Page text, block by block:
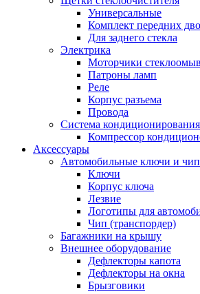
Универсальные
Комплект передних
Для заднего стекла
Электрика
Моторчики
Патроны ламп
Реле
Корпус разъема
Провода
Система кондиционирования
Компрессор
Аксессуары
Автомобильные ключи и
Ключи
Корпус ключа
Лезвие
Логотипы для
Чип (транспордер)
Багажники на крышу
Внешнее оборудование
Дефлекторы капота
Дефлекторы на окна
Брызговики